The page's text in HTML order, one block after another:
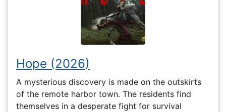
Hope (2026)
A mysterious discovery is made on the outskirts
of the remote harbor town. The residents find
themselves in a desperate fight for survival